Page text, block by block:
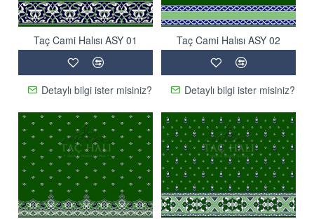
Taç Cami Halısı ASY 01
Detaylı bilgi ister misiniz?
Taç Cami Halısı ASY 02
Detaylı bilgi ister misiniz?